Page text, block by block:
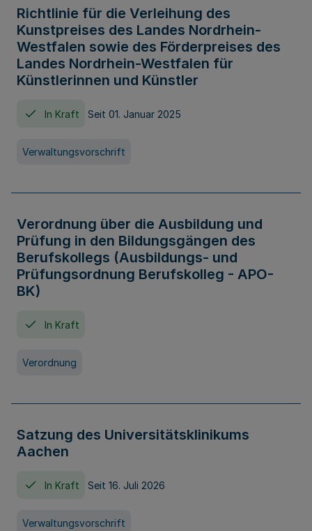
Richtlinie für die Verleihung des
Kunstpreises des Landes Nordrhein-
Westfalen sowie des Förderpreises des
Landes Nordrhein-Westfalen für
Künstlerinnen und Künstler
In Kraft Seit 01. Januar 2025
Verwaltungsvorschrift
Verordnung über die Ausbildung und
Prüfung in den Bildungsgängen des
Berufskollegs (Ausbildungs- und
Prüfungsordnung Berufskolleg - APO-
BK)
In Kraft
Verordnung
Satzung des Universitätsklinikums
Aachen
In Kraft Seit 16. Juli 2026
Verwaltungsvorschrift